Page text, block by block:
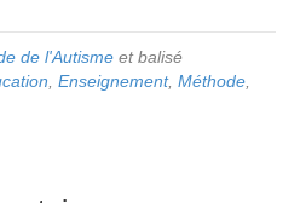
de l'Autisme et balisé
Enseignement, Méthode